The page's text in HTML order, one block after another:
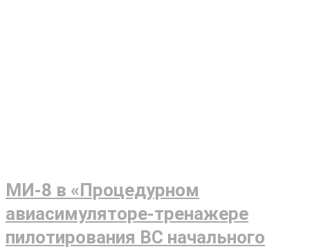
МИ-8 в «Процедурном
авиасимуляторе-тренажере
пилотирования ВС начального